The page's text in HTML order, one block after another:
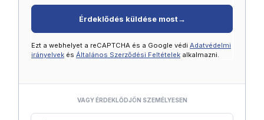
Érdeklődés küldése most→
Ezt a webhelyet a reCAPTCHA és a Google védi Adatvédelmi
irányelvek és Általános Szerződési Feltételek alkalmazni.
VAGY ÉRDEKLŐDJÖN SZEMÉLYESEN